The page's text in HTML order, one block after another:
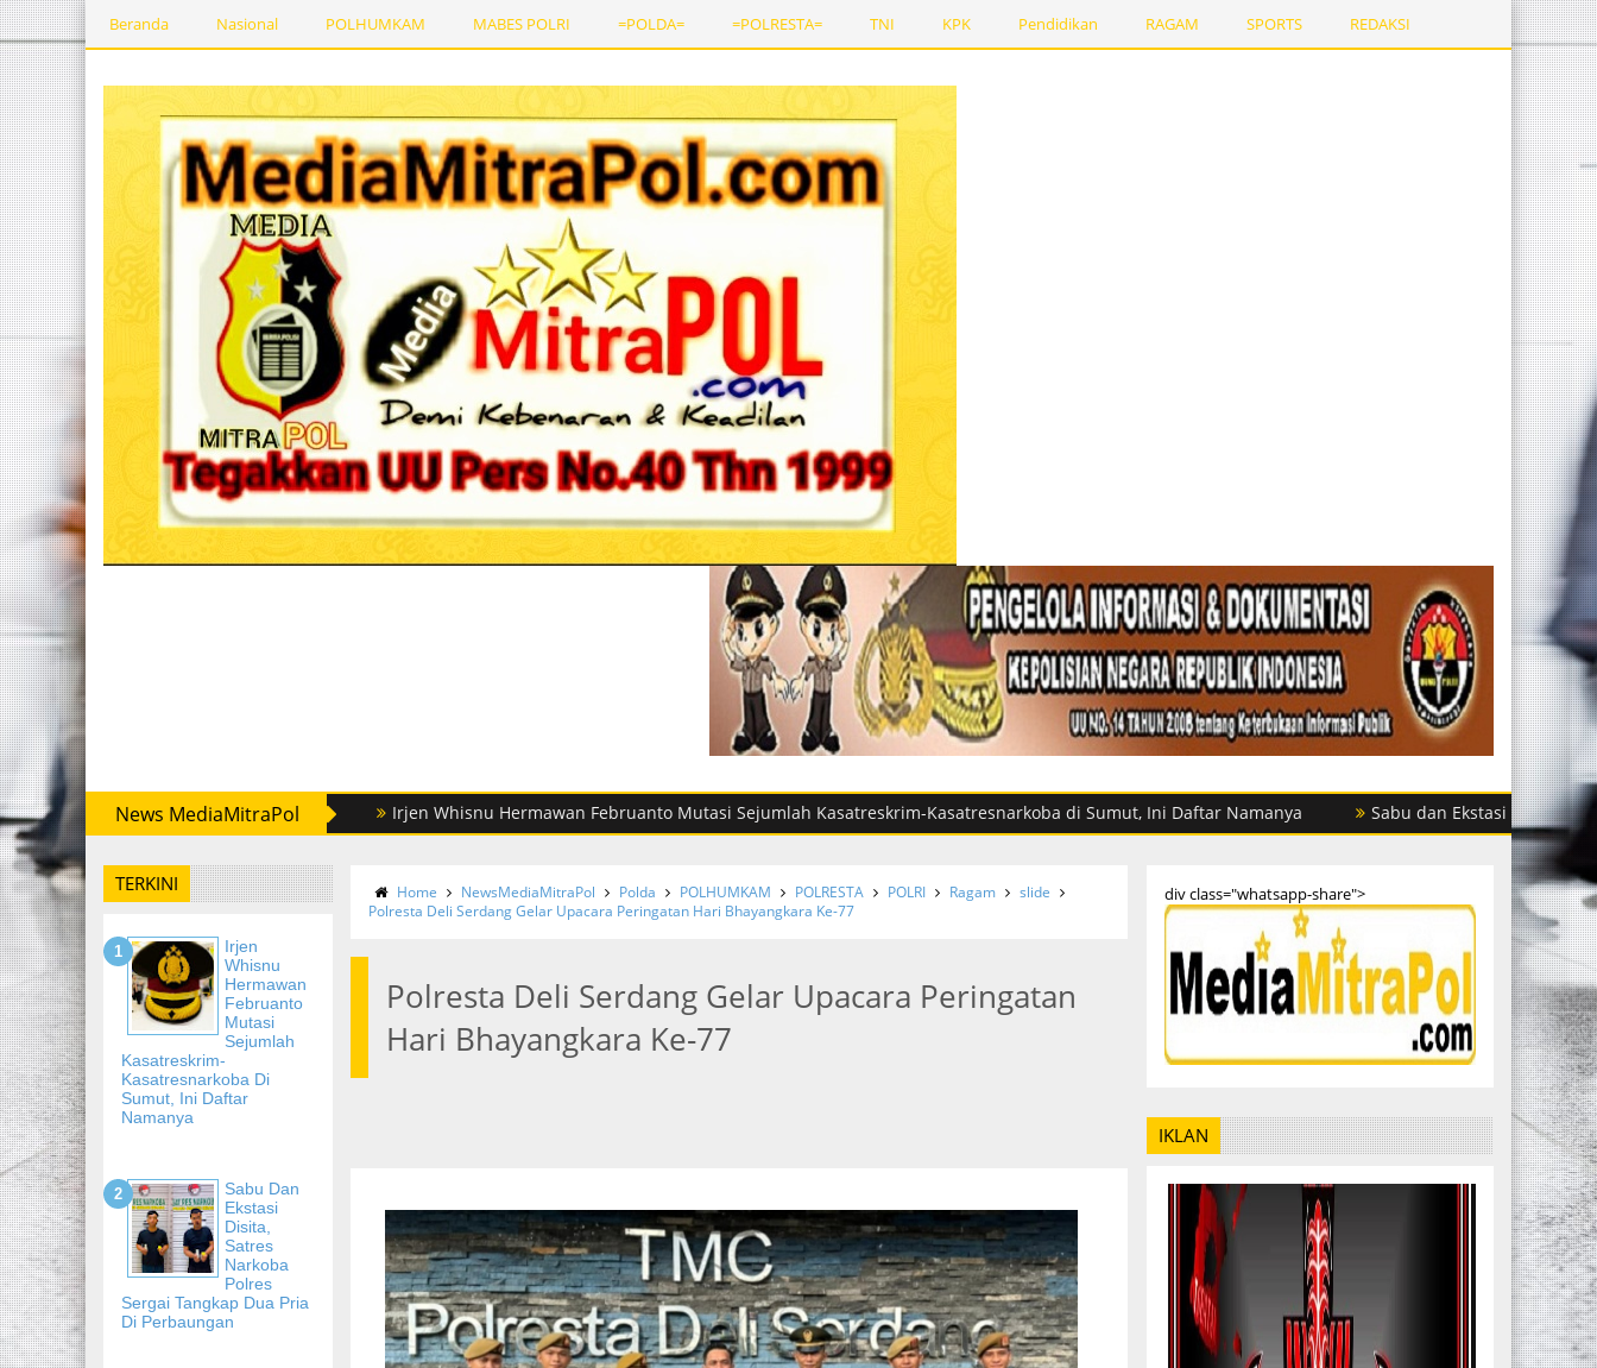
Beranda Nasional POLHUMKAM MABES POLRI =POLDA= =POLRESTA= TNI KPK Pendidikan RAGAM SPORTS REDAKSI
News MediaMitraPol Irjen Whisnu Hermawan Februanto Mutasi Sejumlah Kasatreskrim-Kasatresnarkoba di Sumut, Ini Daftar Namanya Sabu dan Ekstasi Disita, Satres
TERKINI
Irjen
Whisnu
Hermawan
Februanto
Mutasi
Sejumlah
Kasatreskrim-
Kasatresnarkoba Di
Sumut, Ini Daftar
Namanya
Sabu Dan
Ekstasi
Disita,
Satres
Narkoba
Polres
Sergai Tangkap Dua Pria
Di Perbaungan
Home NewsMediaMitraPol Polda POLHUMKAM POLRESTA POLRI Ragam
slide
Polresta Deli Serdang Gelar Upacara Peringatan Hari Bhayangkara Ke-77
Polresta Deli Serdang Gelar Upacara Peringatan
Hari Bhayangkara Ke-77
div class="whatsapp-share">
IKLAN